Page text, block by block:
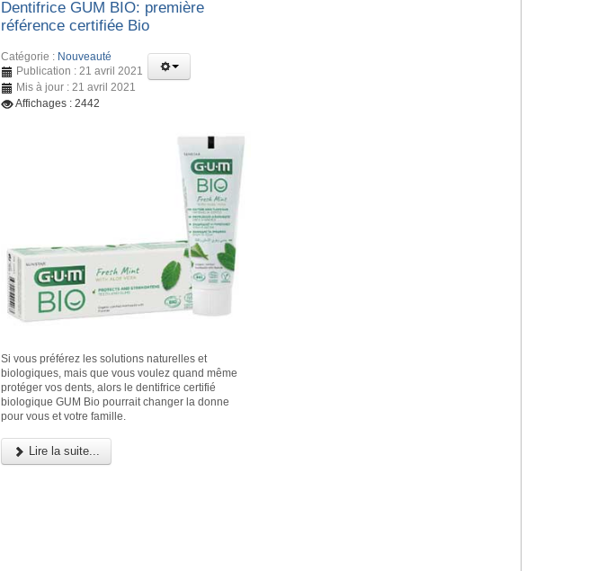
Dentifrice GUM BIO: première
référence certifiée Bio
Catégorie : Nouveauté
Publication : 21 avril 2021
Mis à jour : 21 avril 2021
Affichages : 2442
Si vous préférez les solutions naturelles et
biologiques, mais que vous voulez quand même
protéger vos dents, alors le dentifrice certifié
biologique GUM Bio pourrait changer la donne
pour vous et votre famille.
Lire la suite...